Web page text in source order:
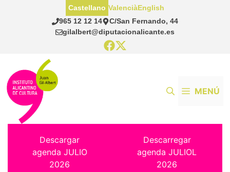
965 12 12 14
C/San Fernando, 44
gilalbert@diputacionalicante.es
Castellano ValenciàEnglish
MENÚ
Descargar
agenda JULIO
2026
Descarregar
agenda JULIOL
2026